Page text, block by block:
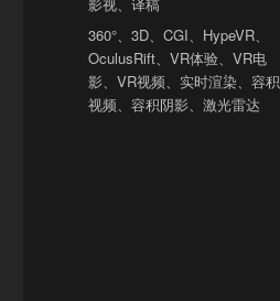
于
类
标
签
360°、3D、CGI、 HypeVR、
OculusRift、VR体验、VR电
影、VR视频、实时渲染、容积
视频、容积阴影、激光雷达